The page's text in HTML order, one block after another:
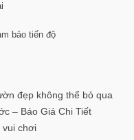
bảo tiến độ
đẹp không thể bỏ qua
– Báo Giá Chi Tiết
vui chơi